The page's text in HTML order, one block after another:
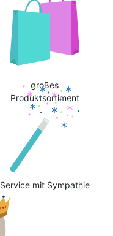
großes
Produktsortiment
Service mit Sympathie